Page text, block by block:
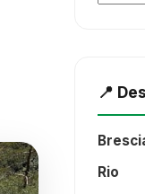
📍
Rio